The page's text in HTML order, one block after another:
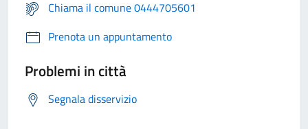
Chiama il comune 0444705601
Prenota un appuntamento
Problemi in città
Segnala disservizio